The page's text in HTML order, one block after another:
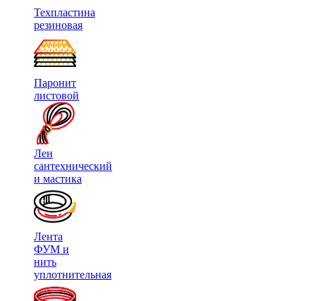
Техпластина
резиновая
Паронит
листовой
Лен
сантехнический
и мастика
Лента
ФУМ и
нить
уплотнительная